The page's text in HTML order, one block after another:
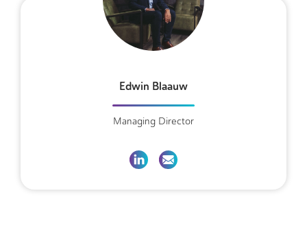
Edwin Blaauw
Managing Director